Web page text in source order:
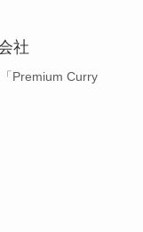
社
Premium Curry